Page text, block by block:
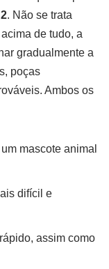
. Não se trata
de tudo, a
gradualmente a
poças
Ambos os
mascote animal
difícil e
assim como